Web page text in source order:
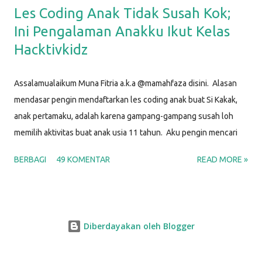
Les Coding Anak Tidak Susah Kok;
Ini Pengalaman Anakku Ikut Kelas
Hacktivkidz
Assalamualaikum Muna Fitria a.k.a @mamahfaza disini. Alasan
mendasar pengin mendaftarkan les coding anak buat Si Kakak,
anak pertamaku, adalah karena gampang-gampang susah loh
memilih aktivitas buat anak usia 11 tahun. Aku pengin mencari
produktif, yang sesuai dengan minatnya, yang menantang, dan
alhamdulillah kami memutuskan bahwa kegiatan yang memenuhi
BERBAGI 49 KOMENTAR READ MORE »
Diberdayakan oleh Blogger